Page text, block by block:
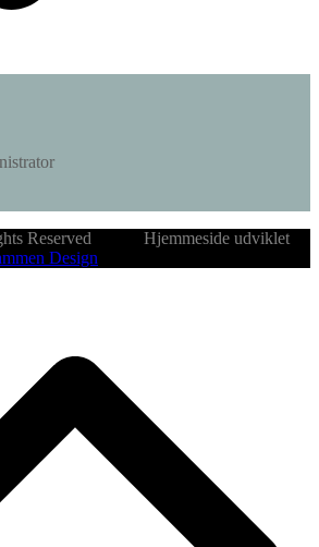
Reserved Hjemmeside udviklet
Design